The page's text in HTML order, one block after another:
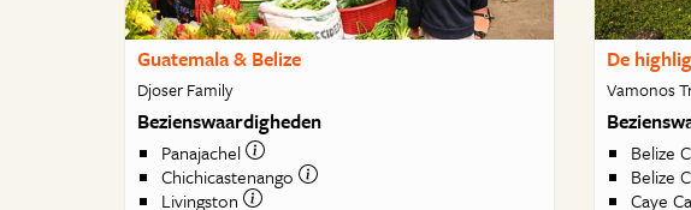
Guatemala & Belize
Djoser Family
Bezienswaardigheden
Panajachel
Chichicastenango
Livingston
De
Vamonos
Belize
Belize
Caye